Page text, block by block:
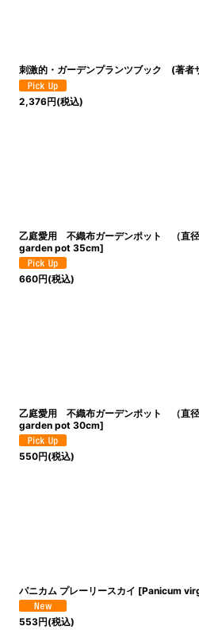
刺激的・ガーデンプランツブック (著
2,376円(税込)
乙庭愛用 不織布ガーデンポット （直径
garden pot 35cm]
660円(税込)
乙庭愛用 不織布ガーデンポット （直径
garden pot 30cm]
550円(税込)
パニカム プレーリースカイ [Panicum
553円(税込)